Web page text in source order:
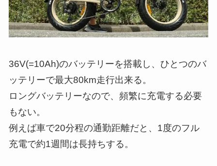
36V(=10Ah)のバッテリーを搭載し、ひとつのバ
ッテリーで最大80km走行出来る。
ロングバッテリーなので、頻繁に充電する必要
もない。
例えば車で20分程の通勤距離だと、1度のフル
充電で約1週間は長持ちする。